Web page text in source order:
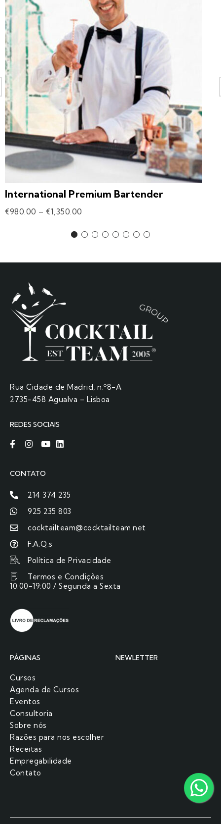
International Premium Bartender
€980.00 – €1,350.00
Rua Cidade de Madrid, n.º8-A
2735-458 Agualva – Lisboa
REDES SOCIAIS
CONTATO
214 374 235
925 235 803
cocktailteam@cocktailteam.net
F.A.Q.s
Política de Privacidade
Termos e Condições
10:00-19:00 / Segunda a Sexta
PÁGINAS
Cursos
Agenda de Cursos
Eventos
Consultoria
Sobre nós
Razões para nos escolher​
Receitas
Empregabilidade
Contato
NEWLETTER